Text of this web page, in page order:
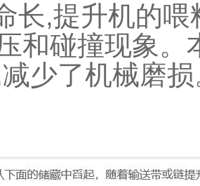
长,提升机的
和碰撞现象
少了机械磨